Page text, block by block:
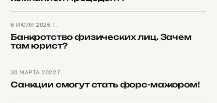
6 ИЮЛЯ 2026 Г.
Банкротство физических лиц. Зачем
там юрист?
30 МАРТА 2022 Г.
Санкции смогут стать форс-мажором!